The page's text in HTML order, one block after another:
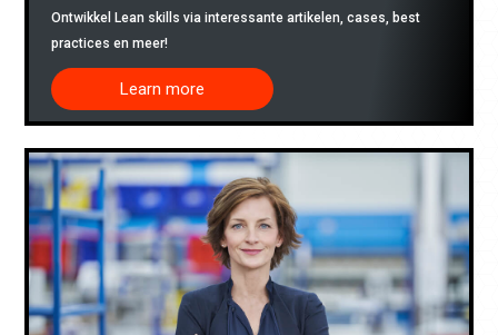
Ontwikkel Lean skills via interessante artikelen, cases, best
practices en meer!
Learn more